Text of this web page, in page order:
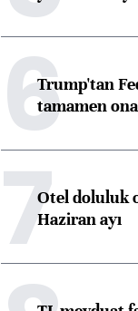
6Trump'tan
tamamen
7Otel doluluk
Haziran ayı